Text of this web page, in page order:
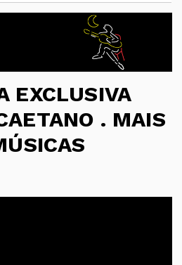
EXCLUSIVA
. MAIS